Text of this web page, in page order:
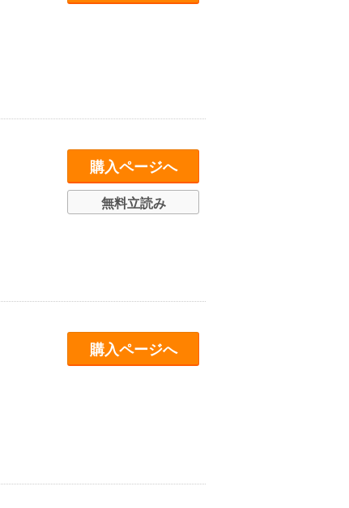
購入ページへ
無料立読み
購入ページへ